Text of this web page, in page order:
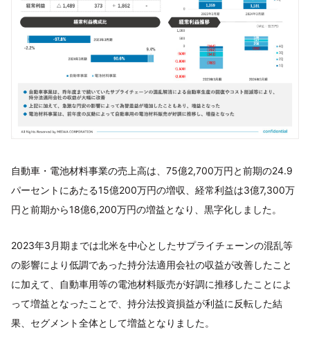
自動車・電池材料事業の売上高は、75億2,700万円と前期の24.9
パーセントにあたる15億200万円の増収、経常利益は3億7,300万
円と前期から18億6,200万円の増益となり、黒字化しました。
2023年3月期までは北米を中心としたサプライチェーンの混乱等
の影響により低調であった持分法適用会社の収益が改善したこと
に加えて、自動車用等の電池材料販売が好調に推移したことによ
って増益となったことで、持分法投資損益が利益に反転した結
果、セグメント全体として増益となりました。